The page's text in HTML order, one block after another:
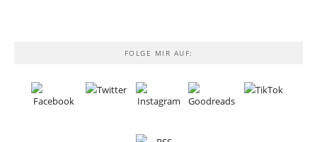
FOLGE MIR AUF: